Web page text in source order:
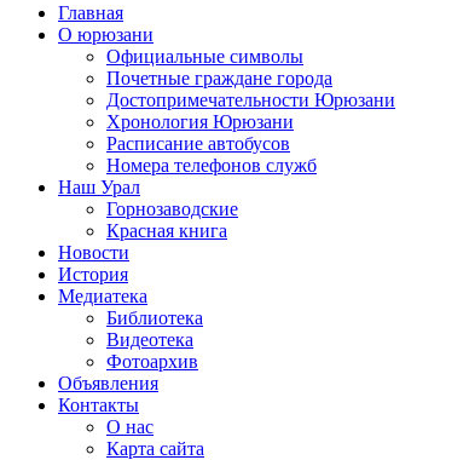
Главная
О юрюзани
Официальные символы
Почетные граждане города
Достопримечательности Юрюзани
Хронология Юрюзани
Расписание автобусов
Номера телефонов служб
Наш Урал
Горнозаводские
Красная книга
Новости
История
Медиатека
Библиотека
Видеотека
Фотоархив
Объявления
Контакты
О нас
Карта сайта